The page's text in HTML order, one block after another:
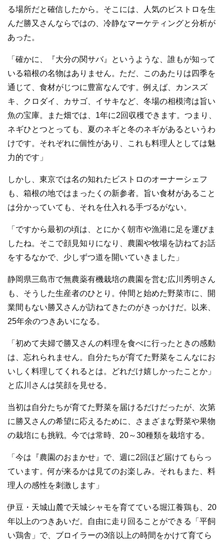
る場所だと確信したから。そこには、人気のビストロを生
んだ勝又さんならではの、冷静なマーケティングと分析が
あった。
「確かに、『大分の関サバ』というような、誰もが知って
いる箱根の名物はありません。ただ、このあたりは四季を
通じて、食材がじつに豊富なんです。例えば、カンスズ
キ、クロダイ、カサゴ、イサキなど、冬場の相模湾は旨い
魚の宝庫。また畑では、1年に2回収穫できます。つまり、
ネギひとつとっても、夏のネギと冬のネギがあるというわ
けです。それぞれに個性があり、これも料理人としては魅
力的です」
しかし、東京では名の知れたビストロのオーナーシェフ
も、箱根の地ではまったくの新参者。旨い食材があること
は分かっていても、それを仕入れる手づるがない。
「ですから最初の頃は、とにかく朝市や漁港に足を運びま
したね。そこで顔見知りになり、農園や牧場を訪ねてお話
をするなかで、少しずつ道を開いていきました」
静岡県三島市で無農薬有機栽培の農園を営む広川秀明さん
も、そうした生産者のひとり。仲間と始めた野菜市に、開
業間もない勝又さんが訪ねてきたのがきっかけだ。以来、
25年余のつきあいになる。
「初めて夫婦で勝又さんの料理を食べに行ったときの感動
は、忘れられません。自分たちが育てた野菜をこんなにお
いしく料理してくれるとは。どれだけ嬉しかったことか」
と広川さんは笑顔を見せる。
当初は自分たちが育てた野菜を届けるだけだったが、次第
に勝又さんの希望に応えるために、さまざまな野菜や果物
の栽培にも挑戦。今では常時、20～30種類を栽培する。
「今は『農園のおまかせ』で、週に2回ほど届けてもらっ
ています。何が来るかは見てのお楽しみ。それもまた、料
理人の感性を刺激します」
伊豆・天城山麓で天城シャモを育てている堀江養鶏も、20
年以上のつきあいだ。自由に走り回ることができる「平飼
い鶏舎」で、ブロイラーの3倍以上の時間をかけて育てら